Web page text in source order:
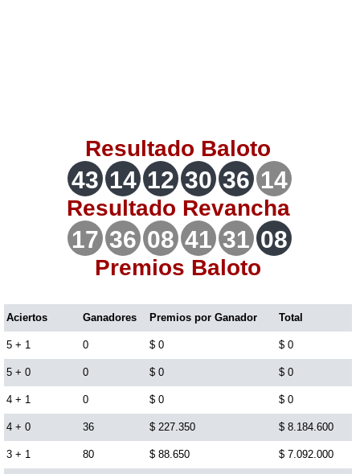
Lotería del Quindio
Lotería de Bogotá
Lotería de Risaralda
Lotería de Medellín
Lotería de Santander
Lotería del Cauca
Lotería de Boyaca
Resultado Baloto
43 14 12 30 36 14
Resultado Revancha
17 36 08 41 31 08
Premios Baloto
Aciertos Ganadores Premios por Ganador Total
5 + 1 0 $ 0 $ 0
5 + 0 0 $ 0 $ 0
4 + 1 0 $ 0 $ 0
4 + 0 36 $ 227.350 $ 8.184.600
3 + 1 80 $ 88.650 $ 7.092.000